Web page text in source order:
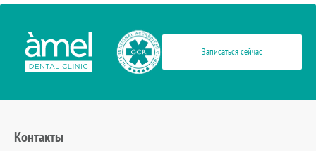
Записаться сейчас
Контакты